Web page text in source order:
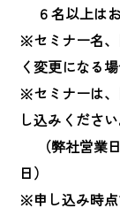
６名以上はお
※セミナー名、
く変更になる
※セミナーは、
し込みください
（弊社営業
日）
※申し込み時点